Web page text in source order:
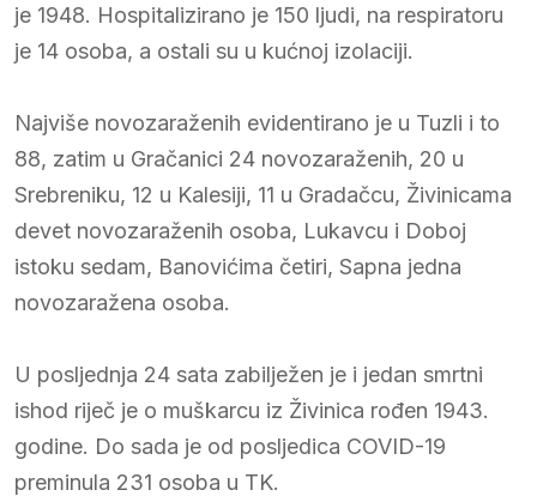
je 1948. Hospitalizirano je 150 ljudi, na respiratoru
je 14 osoba, a ostali su u kućnoj izolaciji.
Najviše novozaraženih evidentirano je u Tuzli i to
88, zatim u Gračanici 24 novozaraženih, 20 u
Srebreniku, 12 u Kalesiji, 11 u Gradačcu, Živinicama
devet novozaraženih osoba, Lukavcu i Doboj
istoku sedam, Banovićima četiri, Sapna jedna
novozaražena osoba.
U posljednja 24 sata zabilježen je i jedan smrtni
ishod riječ je o muškarcu iz Živinica rođen 1943.
godine. Do sada je od posljedica COVID-19
preminula 231 osoba u TK.